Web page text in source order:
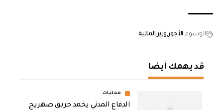
الوسوم الأجور وزير المالية
قد يهمك أيضا
محليات
الدفاع المدني يخمد حريق صهريج